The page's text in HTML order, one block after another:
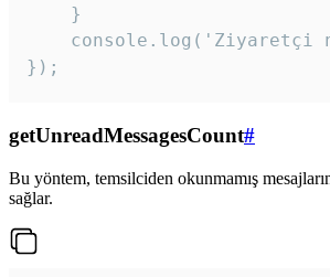
    }
console.log('Ziyaretçi
});
getUnreadMessagesCount#
Bu yöntem, temsilciden okunmamış mesajların
sağlar.